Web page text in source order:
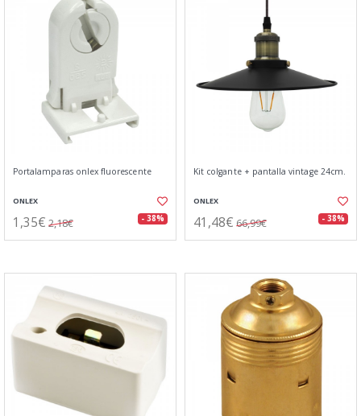
Portalamparas onlex fluorescente
ONLEX
1,35€ 2,18€ - 38%
Kit colgante + pantalla vintage 24cm.
ONLEX
41,48€ 66,99€ - 38%